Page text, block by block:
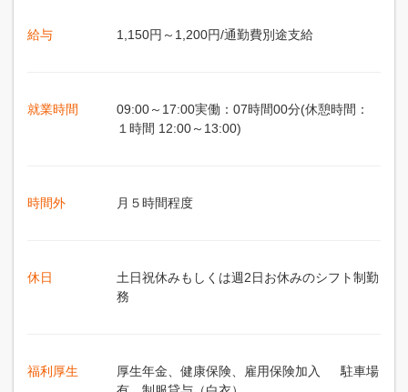
給与 1,150円～1,200円/通勤費別途支給
就業時間
09:00～17:00実働：07時間00分(休憩時間：
１時間 12:00～13:00)
時間外 月５時間程度
休日
土日祝休みもしくは週2日お休みのシフト制勤
務
福利厚生
厚生年金、健康保険、雇用保険加入 駐車場